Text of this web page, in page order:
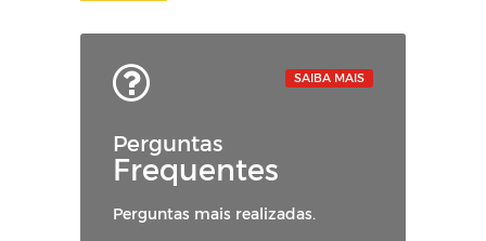
Perguntas
Frequentes
Perguntas mais realizadas.
SAIBA MAIS